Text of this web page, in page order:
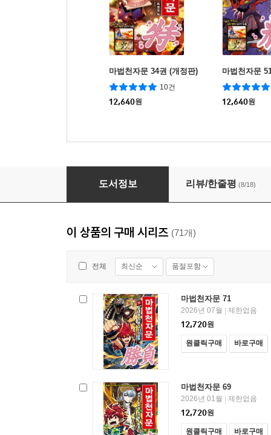
마법천자문 34권 (개정판)
10건
12,640원
마법천자문
12,640원
마법천자문 43권 (개정판)
도서정보 리뷰/한줄평 (8/18)
이 상품의 구매 시리즈 (71개)
전체 최신순 품절포함
마법천자문 71
2026년 07월
제한없음
12,720원
원클릭구매 바로구매
마법천자문 69
2026년 01월
제한없음
12,720원
원클릭구매 바로구매